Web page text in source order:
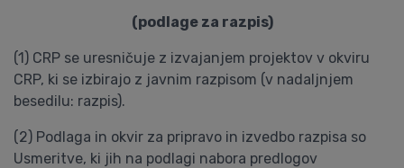
(podlage za razpis)
(1) CRP se uresničuje z izvajanjem projektov v okviru
CRP, ki se izbirajo z javnim razpisom (v nadaljnjem
besedilu: razpis).
(2) Podlaga in okvir za pripravo in izvedbo razpisa so
Usmeritve, ki jih na podlagi nabora predlogov